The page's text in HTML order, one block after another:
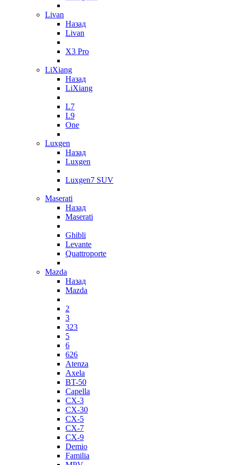
Livan
Назад
Livan
X3 Pro
LiXiang
Назад
LiXiang
L7
L9
One
Luxgen
Назад
Luxgen
Luxgen7 SUV
Maserati
Назад
Maserati
Ghibli
Levante
Quattroporte
Mazda
Назад
Mazda
2
3
323
5
6
626
Atenza
Axela
BT-50
Capella
CX-3
CX-30
CX-5
CX-7
CX-9
Demio
Familia